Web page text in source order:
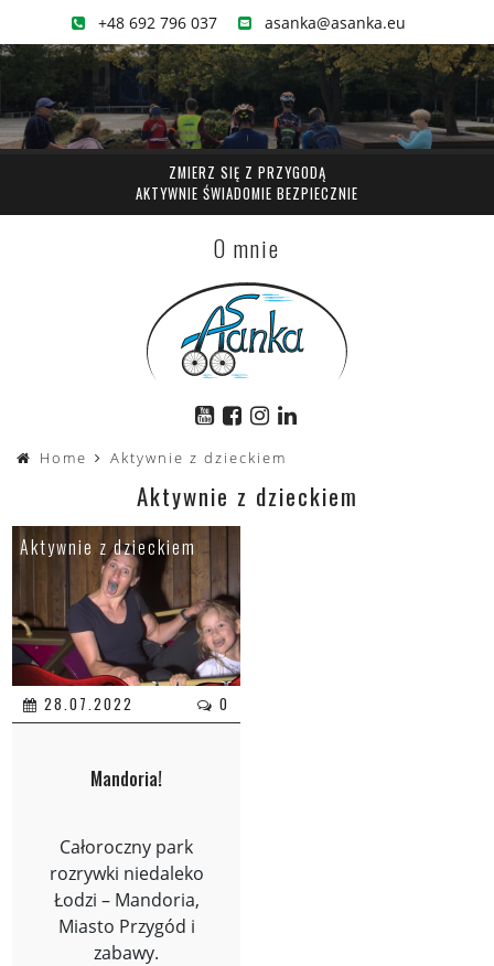
+48 692 796 037 asanka@asanka.eu
ZMIERZ SIĘ Z PRZYGODĄ
AKTYWNIE ŚWIADOMIE BEZPIECZNIE
O mnie
Home Aktywnie z dzieckiem
Aktywnie z dzieckiem
Aktywnie z dzieckiem
28.07.2022 0
Mandoria!
Całoroczny park
rozrywki niedaleko
Łodzi – Mandoria,
Miasto Przygód i
zabawy.